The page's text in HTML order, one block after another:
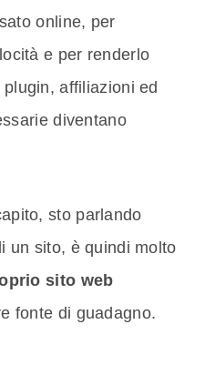
online, per
e per renderlo
affiliazioni ed
diventano
sto parlando
un sito, è quindi molto
sito web
fonte di guadagno.